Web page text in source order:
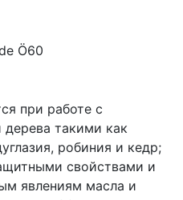
Ö60
при работе с
такими как
робиния и кедр;
свойствами и
явлениям масла и